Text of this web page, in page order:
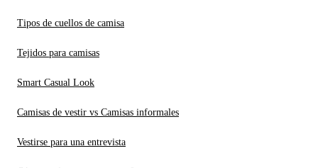
Tipos de cuellos de camisa
Tejidos para camisas
Smart Casual Look
Camisas de vestir vs Camisas informales
Vestirse para una entrevista